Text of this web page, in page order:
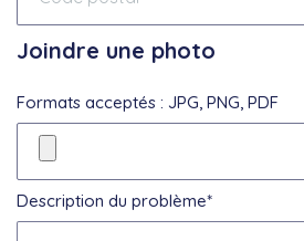
Joindre une photo
Formats acceptés : JPG, PNG, PDF
Description du problème*